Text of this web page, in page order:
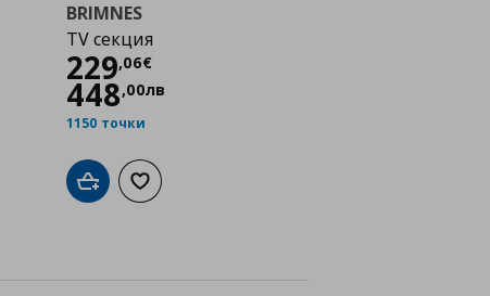
с любими
BRIMNES
TV секция
229,06€
Цена
448,00лв
1150 точки
Добави в кошницата
Добави към списъка с любими